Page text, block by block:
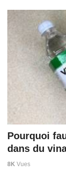
Pourquoi
dans du
8K Vues